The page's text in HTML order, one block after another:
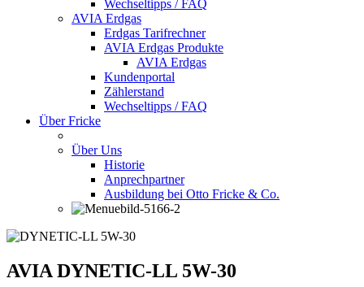
Wechseltipps / FAQ
AVIA Erdgas
Erdgas Tarifrechner
AVIA Erdgas Produkte
AVIA Erdgas
Kundenportal
Zählerstand
Wechseltipps / FAQ
Über Fricke
Über Uns
Historie
Anprechpartner
Ausbildung bei Otto Fricke & Co.
AVIA DYNETIC-LL 5W-30